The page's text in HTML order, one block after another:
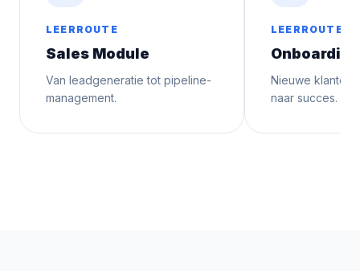
LEERROUTE
Sales Module
Van leadgeneratie tot pipeline-
management.
LEERROUTE
Nieuwe klanten
naar succes.